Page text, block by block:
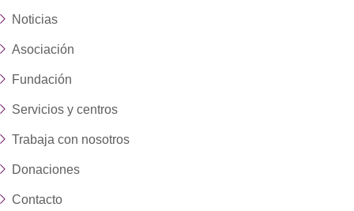
Noticias
Asociación
Fundación
Servicios y centros
Trabaja con nosotros
Donaciones
Contacto